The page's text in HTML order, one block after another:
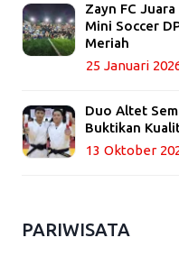
Zayn FC
Mini Soccer
Meriah
25 Januari
Duo Altet
Buktikan
13 Oktober
PARIWISATA